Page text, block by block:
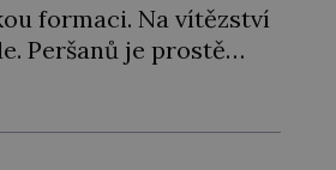
formaci. Na vítězství
Peršanů je prostě
země na světě přijala